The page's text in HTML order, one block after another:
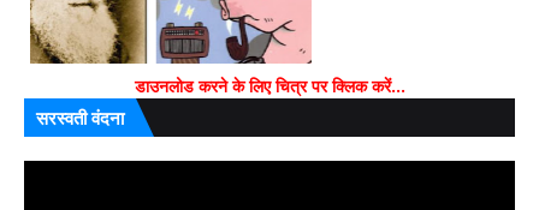
डाउनलोड करने के लिए चित्र पर क्लिक करें...
सरस्वती वंदना